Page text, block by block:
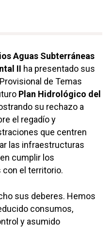
Aguas Subterráneas
II ha presentado sus
de Temas
Plan Hidrológico del
su rechazo a
el regadío y
que centren
las infraestructuras
cumplir los
el territorio.
sus deberes. Hemos
consumos,
y asumido